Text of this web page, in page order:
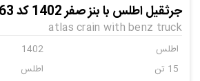
جرثقیل اطلس با بنز صفر 1402 کد c-at-0063
atlas crain with benz truck
اطلس
1402
15 تن
اطلس